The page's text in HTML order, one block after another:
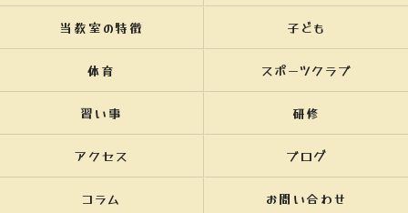
当教室の特徴 子ども
体育 スポーツクラブ
習い事 研修
アクセス ブログ
コラム お問い合わせ